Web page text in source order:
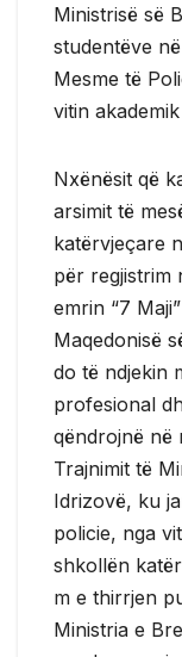
Ministrisë së
studentëve
Mesme të
vitin
Nxënësit që
arsimit të
katërvjeçare
për regjistrim
emrin “7
Maqedonisë
do të ndjekin
profesional
qëndrojnë në
Trajnimit të
Idrizovë, ku
policie, nga
shkollën
m e thirrjen
Ministria e